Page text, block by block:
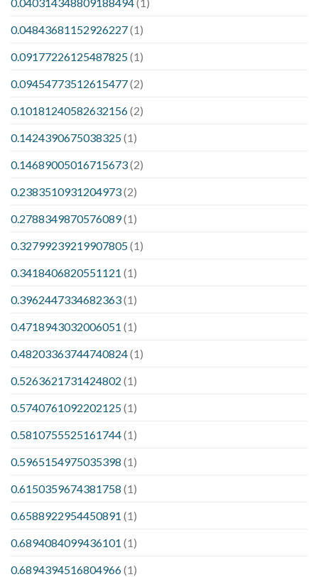
0.04843681152926227(1)
0.09177226125487825(1)
0.09454773512615477(2)
0.10181240582632156(2)
0.1424390675038325(1)
0.14689005016715673(2)
0.2383510931204973(2)
0.2788349870576089(1)
0.32799239219907805(1)
0.3418406820551121 (1)
0.3962447334682363(1)
0.4718943032006051 (1)
0.48203363744740824(1)
0.5263621731424802 (1)
0.5740761092202125(1)
0.5810755525161744(1)
0.5965154975035398 (1)
0.6150359674381758 (1)
0.6588922954450891 (1)
0.6894084099436101 (1)
0.6894394516804966(1)